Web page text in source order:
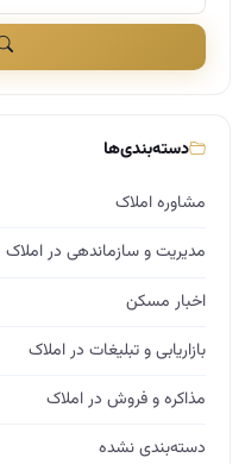
دسته‌بندی‌ها
مشاوره املاک
مدیریت و سازماندهی در املاک
اخبار مسکن
بازاریابی و تبلیغات در املاک
مذاکره و فروش در املاک
دسته‌بندی نشده